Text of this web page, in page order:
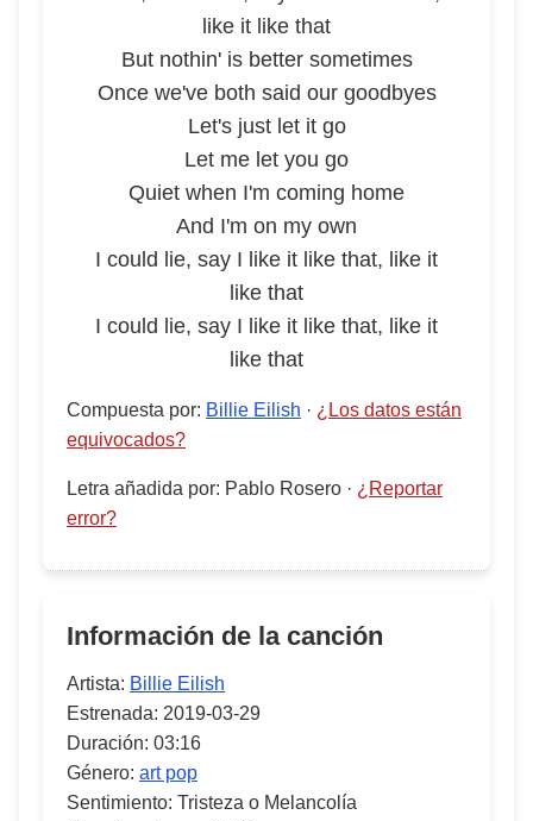
like it like that
But nothin' is better sometimes
Once we've both said our goodbyes
Let's just let it go
Let me let you go
Quiet when I'm coming home
And I'm on my own
I could lie, say I like it like that, like it
like that
I could lie, say I like it like that, like it
like that
Compuesta por: Billie Eilish · ¿Los datos están
equivocados?
Letra añadida por: Pablo Rosero · ¿Reportar
error?
Información de la canción
Artista: Billie Eilish
Estrenada: 2019-03-29
Duración: 03:16
Género: art pop
Sentimiento: Tristeza o Melancolía